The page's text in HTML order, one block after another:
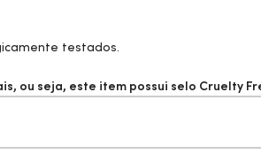
testados.
ou seja, este item possui selo Cruelty